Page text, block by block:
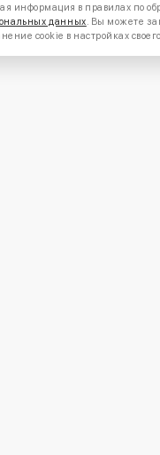
информация в правилах по
данных. Вы можете
cookie в настройках